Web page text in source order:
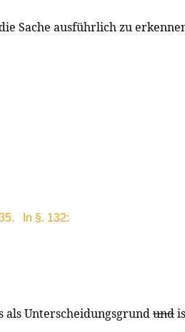
Sache ausführlich zu
In §. 132:
als Unterscheidungsgrundund